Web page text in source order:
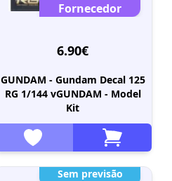
Fornecedor
6.90€
GUNDAM - Gundam Decal 125
RG 1/144 vGUNDAM - Model
Kit
Sem previsão